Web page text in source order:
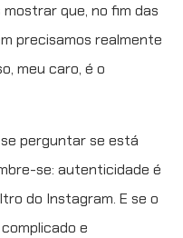
que, no fim das
precisamos realmente
meu caro, é o
perguntar se está
se: autenticidade é
do Instagram. E se o
e